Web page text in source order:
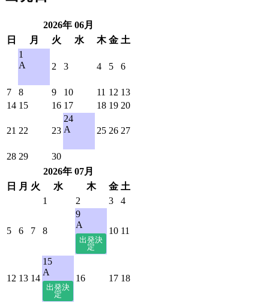
2026年 06月
日
月 火 水 木 金 土
1
A
2 3 4 5 6
7 8 9 10 11 12 13
14 15 16 17 18 19 20
21 22 23
24
A
25 26 27
28 29
30
2026年 07月
日
月 火 水 木 金 土
1
2 3 4
5 6 7 8
9
A
10 11
12 13 14
15
A
16 17 18